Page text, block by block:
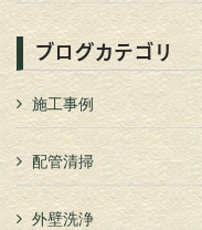
ブログカテゴリ
施工事例
配管清掃
外壁洗浄